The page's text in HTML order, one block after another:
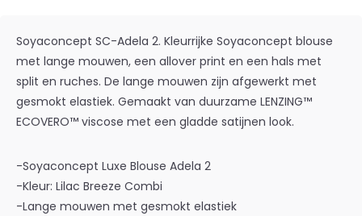
Soyaconcept SC-Adela 2. Kleurrijke Soyaconcept blouse
met lange mouwen, een allover print en een hals met
split en ruches. De lange mouwen zijn afgewerkt met
gesmokt elastiek. Gemaakt van duurzame LENZING™
ECOVERO™ viscose met een gladde satijnen look.
-Soyaconcept Luxe Blouse Adela 2
-Kleur: Lilac Breeze Combi
-Lange mouwen met gesmokt elastiek